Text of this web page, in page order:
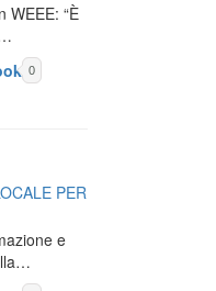
WEEE: “È
0
PER
e